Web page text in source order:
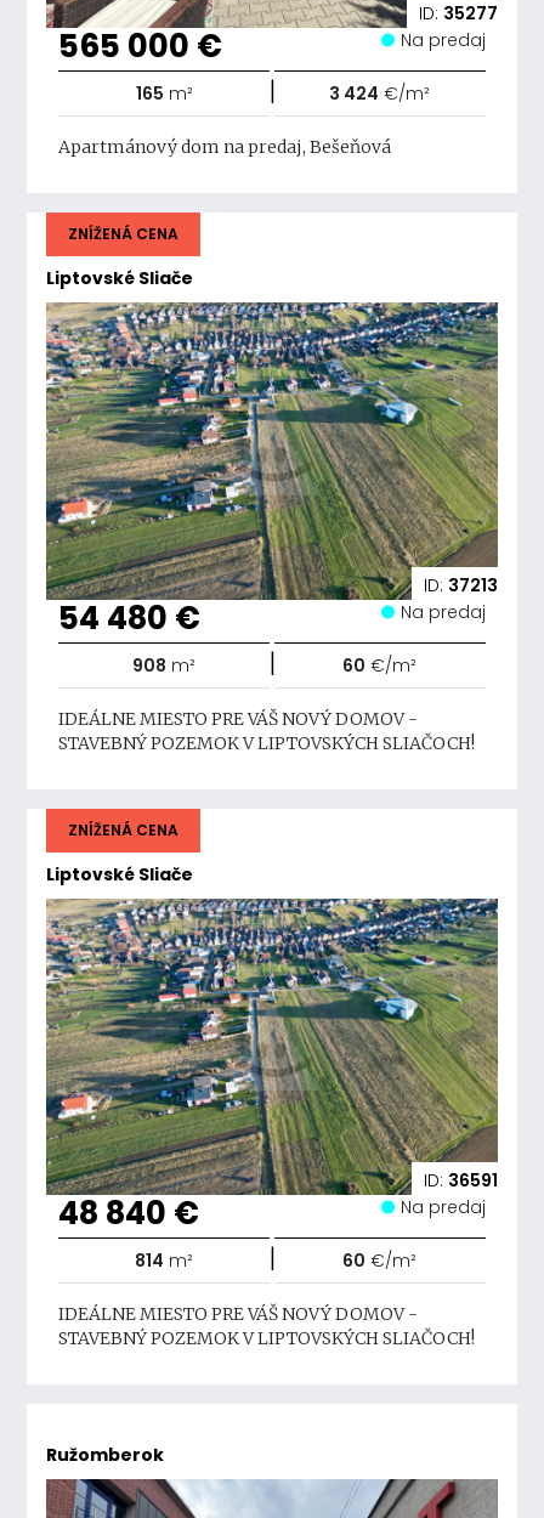
ID: 35277
565 000 € Na predaj
165 m² | 3 424 €/m²
Apartmánový dom na predaj, Bešeňová
Liptovské Sliače
ZNÍŽENÁ CENA
ID: 37213
54 480 € Na predaj
908 m² | 60 €/m²
IDEÁLNE MIESTO PRE VÁŠ NOVÝ DOMOV -
STAVEBNÝ POZEMOK V LIPTOVSKÝCH SLIAČOCH!
Liptovské Sliače
ZNÍŽENÁ CENA
ID: 36591
48 840 € Na predaj
814 m² | 60 €/m²
IDEÁLNE MIESTO PRE VÁŠ NOVÝ DOMOV -
STAVEBNÝ POZEMOK V LIPTOVSKÝCH SLIAČOCH!
Ružomberok